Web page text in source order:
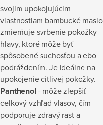
svojim upokojujúcim
vlastnostiam bambucké maslo
zmierňuje svrbenie pokožky
hlavy, ktoré môže byť
spôsobené suchosťou alebo
podráždením. Je ideálne na
upokojenie citlivej pokožky.
Panthenol - môže zlepšiť
celkový vzhľad vlasov, čím
podporuje zdravý rast a